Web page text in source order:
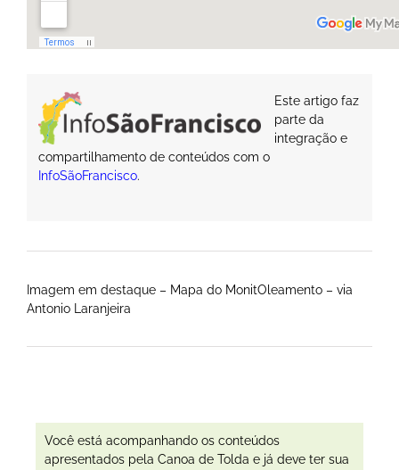
Este artigo faz
parte da
integração e
compartilhamento de conteúdos com o
InfoSãoFrancisco.
Imagem em destaque – Mapa do MonitOleamento – via
Antonio Laranjeira
Você está acompanhando os conteúdos
apresentados pela Canoa de Tolda e já deve ter sua